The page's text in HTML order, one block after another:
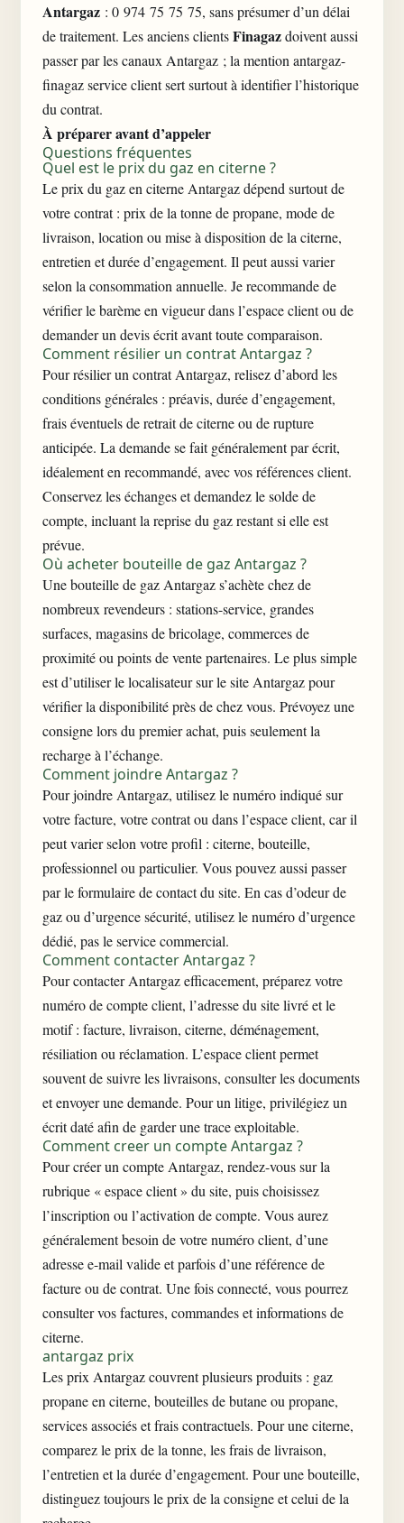
Antargaz : 0 974 75 75 75, sans présumer d’un délai
de traitement. Les anciens clientsFinagazdoivent aussi
passer par les canaux Antargaz ; la mention antargaz-
finagaz service client sert surtout à identifier l’historique
du contrat.
À préparer avant d’appeler
Questions fréquentes
Quel est le prix du gaz en citerne ?
Le prix du gaz en citerne Antargaz dépend surtout de
votre contrat : prix de la tonne de propane, mode de
livraison, location ou mise à disposition de la citerne,
entretien et durée d’engagement. Il peut aussi varier
selon la consommation annuelle. Je recommande de
vérifier le barème en vigueur dans l’espace client ou de
demander un devis écrit avant toute comparaison.
Comment résilier un contrat Antargaz ?
Pour résilier un contrat Antargaz, relisez d’abord les
conditions générales : préavis, durée d’engagement,
frais éventuels de retrait de citerne ou de rupture
anticipée. La demande se fait généralement par écrit,
idéalement en recommandé, avec vos références client.
Conservez les échanges et demandez le solde de
compte, incluant la reprise du gaz restant si elle est
prévue.
Où acheter bouteille de gaz Antargaz ?
Une bouteille de gaz Antargaz s’achète chez de
nombreux revendeurs : stations-service, grandes
surfaces, magasins de bricolage, commerces de
proximité ou points de vente partenaires. Le plus simple
est d’utiliser le localisateur sur le site Antargaz pour
vérifier la disponibilité près de chez vous. Prévoyez une
consigne lors du premier achat, puis seulement la
recharge à l’échange.
Comment joindre Antargaz ?
Pour joindre Antargaz, utilisez le numéro indiqué sur
votre facture, votre contrat ou dans l’espace client, car il
peut varier selon votre profil : citerne, bouteille,
professionnel ou particulier. Vous pouvez aussi passer
par le formulaire de contact du site. En cas d’odeur de
gaz ou d’urgence sécurité, utilisez le numéro d’urgence
dédié, pas le service commercial.
Comment contacter Antargaz ?
Pour contacter Antargaz efficacement, préparez votre
numéro de compte client, l’adresse du site livré et le
motif : facture, livraison, citerne, déménagement,
résiliation ou réclamation. L’espace client permet
souvent de suivre les livraisons, consulter les documents
et envoyer une demande. Pour un litige, privilégiez un
écrit daté afin de garder une trace exploitable.
Comment creer un compte Antargaz ?
Pour créer un compte Antargaz, rendez-vous sur la
rubrique « espace client » du site, puis choisissez
l’inscription ou l’activation de compte. Vous aurez
généralement besoin de votre numéro client, d’une
adresse e-mail valide et parfois d’une référence de
facture ou de contrat. Une fois connecté, vous pourrez
consulter vos factures, commandes et informations de
citerne.
antargaz prix
Les prix Antargaz couvrent plusieurs produits : gaz
propane en citerne, bouteilles de butane ou propane,
services associés et frais contractuels. Pour une citerne,
comparez le prix de la tonne, les frais de livraison,
l’entretien et la durée d’engagement. Pour une bouteille,
distinguez toujours le prix de la consigne et celui de la